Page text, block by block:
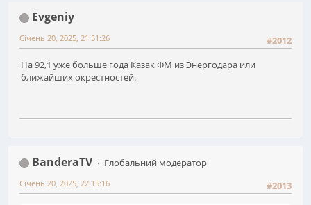
Evgeniy
#2012
Січень 20, 2025, 21:51:26
На 92,1 уже больше года Казак ФМ из Энергодара или
ближайших окрестностей.
BanderaTV
Глобальний модератор
#2013
Січень 20, 2025, 22:15:16